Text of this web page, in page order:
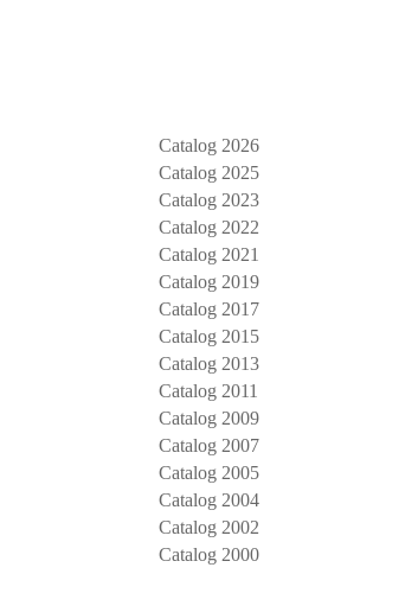
Catalog 2026
Catalog 2025
Catalog 2023
Catalog 2022
Catalog 2021
Catalog 2019
Catalog 2017
Catalog 2015
Catalog 2013
Catalog 2011
Catalog 2009
Catalog 2007
Catalog 2005
Catalog 2004
Catalog 2002
Catalog 2000